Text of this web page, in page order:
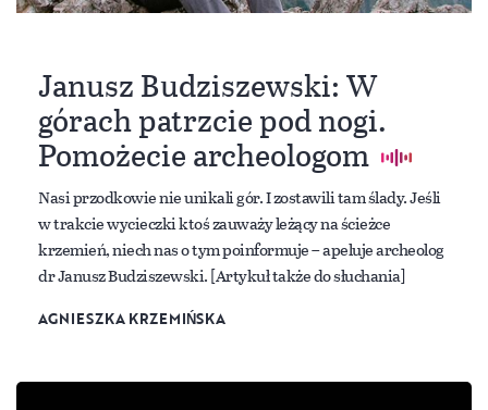
Janusz Budziszewski: W
górach patrzcie pod nogi.
Pomożecie archeologom
Nasi przodkowie nie unikali gór. I zostawili tam ślady. Jeśli
w trakcie wycieczki ktoś zauważy leżący na ścieżce
krzemień, niech nas o tym poinformuje – apeluje archeolog
dr Janusz Budziszewski. [Artykuł także do słuchania]
AGNIESZKA KRZEMIŃSKA